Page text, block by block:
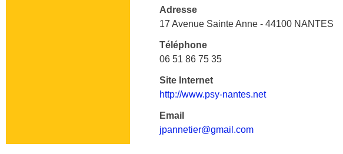
Adresse
17 Avenue Sainte Anne - 44100 NANTES
Téléphone
06 51 86 75 35
Site Internet
http://www.psy-nantes.net
Email
jpannetier@gmail.com